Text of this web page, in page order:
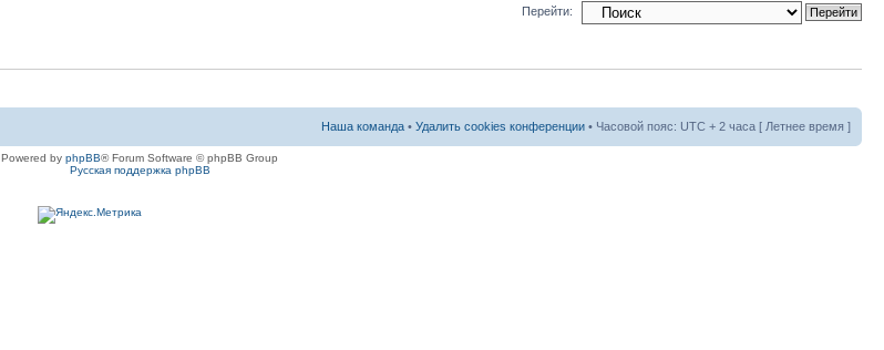
Перейти:
Наша команда • Удалить cookies конференции • Часовой пояс: UTC + 2 часа [ Летнее время ]
Powered by phpBB® Forum Software © phpBB Group
Русская поддержка phpBB